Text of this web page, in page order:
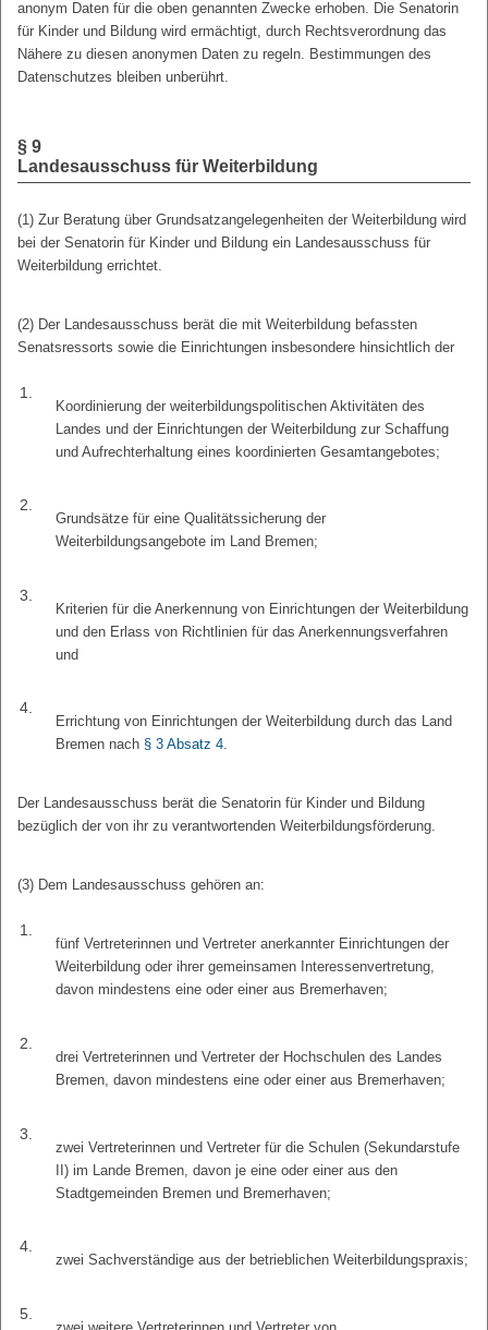
anonym Daten für die oben genannten Zwecke erhoben. Die Senatorin
für Kinder und Bildung wird ermächtigt, durch Rechtsverordnung das
Nähere zu diesen anonymen Daten zu regeln. Bestimmungen des
Datenschutzes bleiben unberührt.
§ 9
Landesausschuss für Weiterbildung
(1) Zur Beratung über Grundsatzangelegenheiten der Weiterbildung wird
bei der Senatorin für Kinder und Bildung ein Landesausschuss für
Weiterbildung errichtet.
(2) Der Landesausschuss berät die mit Weiterbildung befassten
Senatsressorts sowie die Einrichtungen insbesondere hinsichtlich der
1.
Koordinierung der weiterbildungspolitischen Aktivitäten des
Landes und der Einrichtungen der Weiterbildung zur Schaffung
und Aufrechterhaltung eines koordinierten Gesamtangebotes;
2.
Grundsätze für eine Qualitätssicherung der
Weiterbildungsangebote im Land Bremen;
3.
Kriterien für die Anerkennung von Einrichtungen der Weiterbildung
und den Erlass von Richtlinien für das Anerkennungsverfahren
und
4.
Errichtung von Einrichtungen der Weiterbildung durch das Land
Bremen nach § 3 Absatz 4.
Der Landesausschuss berät die Senatorin für Kinder und Bildung
bezüglich der von ihr zu verantwortenden Weiterbildungsförderung.
(3) Dem Landesausschuss gehören an:
1.
fünf Vertreterinnen und Vertreter anerkannter Einrichtungen der
Weiterbildung oder ihrer gemeinsamen Interessenvertretung,
davon mindestens eine oder einer aus Bremerhaven;
2.
drei Vertreterinnen und Vertreter der Hochschulen des Landes
Bremen, davon mindestens eine oder einer aus Bremerhaven;
3.
zwei Vertreterinnen und Vertreter für die Schulen (Sekundarstufe
II) im Lande Bremen, davon je eine oder einer aus den
Stadtgemeinden Bremen und Bremerhaven;
4.
zwei Sachverständige aus der betrieblichen Weiterbildungspraxis;
5.